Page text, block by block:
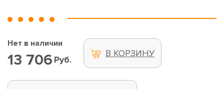
Нет в наличии
13 706 Руб.
В КОРЗИНУ